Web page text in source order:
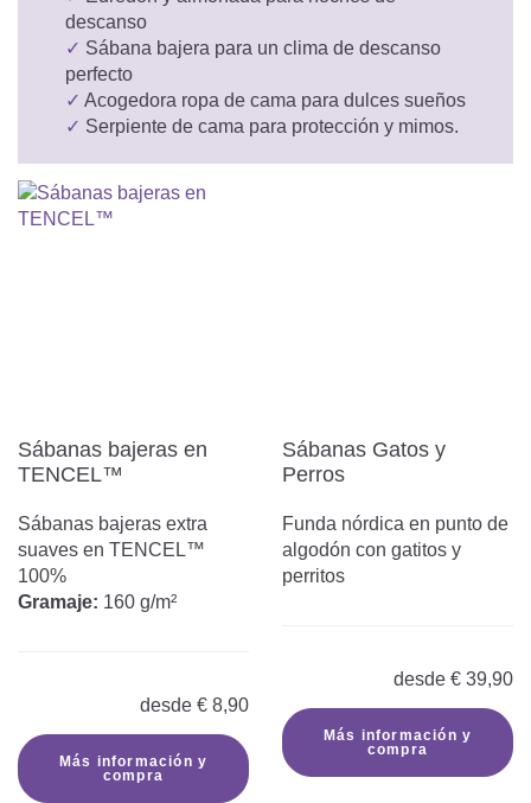
descanso
✓ Sábana bajera para un clima de descanso
perfecto
✓ Acogedora ropa de cama para dulces sueños
✓ Serpiente de cama para protección y mimos.
Sábanas bajeras en
TENCEL™
Sábanas bajeras extra
suaves en TENCEL™
100%
Gramaje: 160 g/m²
desde € 8,90
Más información y
compra
Sábanas Gatos y
Perros
Funda nórdica en punto de
algodón con gatitos y
perritos
desde € 39,90
Más información y
compra